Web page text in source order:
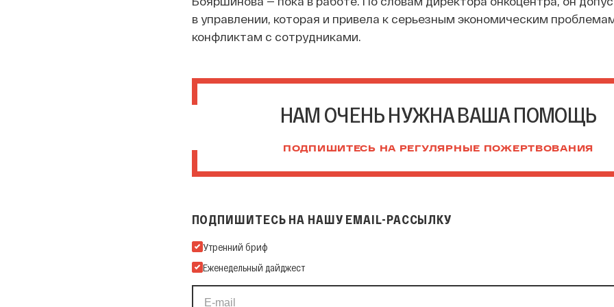
в управлении, которая и привела к серьезным экономическим
конфликтам с сотрудниками.
НАМ ОЧЕНЬ НУЖНА ВАША ПОМОЩЬ
ПОДПИШИТЕСЬ НА РЕГУЛЯРНЫЕ ПОЖЕРТВОВАНИЯ
ПОДПИШИТЕСЬ НА НАШУ EMAIL-РАССЫЛКУ
Подпишитесь на нашу Email-рассылку
Утренний бриф
Еженедельный дайджест